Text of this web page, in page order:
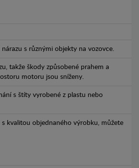
s různými objekty na vozovce.
takže škody způsobené prahem a
motoru jsou sníženy.
s štíty vyrobené z plastu nebo
s kvalitou objednaného výrobku, můžete